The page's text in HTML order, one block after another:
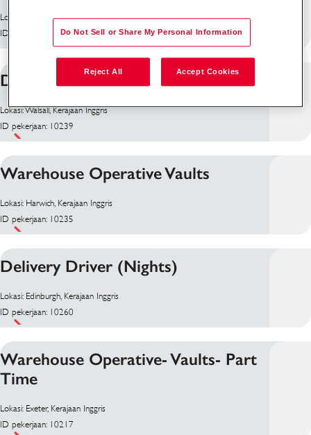
Lokasi: Edinburgh, Kerajaan Inggris
ID pekerjaan: 10219
Delivery Driver
Lokasi: Walsall, Kerajaan Inggris
ID pekerjaan: 10239
Warehouse Operative Vaults
Lokasi: Harwich, Kerajaan Inggris
ID pekerjaan: 10235
Delivery Driver (Nights)
Lokasi: Edinburgh, Kerajaan Inggris
ID pekerjaan: 10260
Warehouse Operative- Vaults- Part
Time
Lokasi: Exeter, Kerajaan Inggris
ID pekerjaan: 10217
Do Not Sell or Share My Personal Information
Reject All Accept Cookies